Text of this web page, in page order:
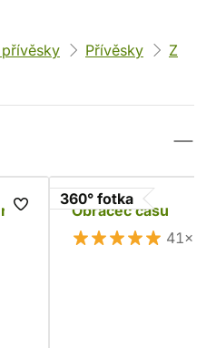
Přívěsky
Z
-
360° fotka
Obraceč času
41×